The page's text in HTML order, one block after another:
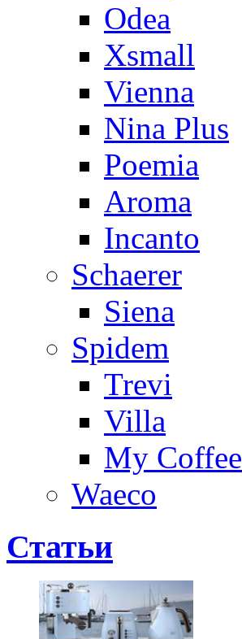
Odea
Xsmall
Vienna
Nina Plus
Poemia
Aroma
Incanto
Schaerer
Siena
Spidem
Trevi
Villa
My Coffee
Waeco
Статьи